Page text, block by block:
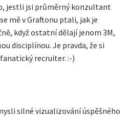
jestli jsi průměrný konzultant
mě v Graftonu ptali, jak je
když ostatní dělají jenom 3M,
disciplínou. Je pravda, že si
recruiter. :-)
silné vizualizování úspěšného